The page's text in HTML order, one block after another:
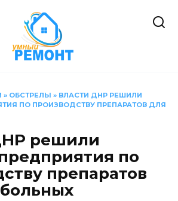
» ОБСТРЕЛЫ » ВЛАСТИ ДНР РЕШИЛИ
ПО ПРОИЗВОДСТВУ ПРЕПАРАТОВ ДЛЯ
решили
по
препаратов